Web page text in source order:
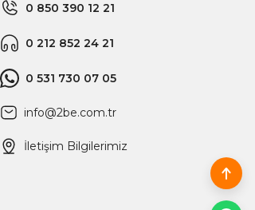
0 850 390 12 21
0 212 852 24 21
0 531 730 07 05
info@2be.com.tr
İletişim Bilgilerimiz